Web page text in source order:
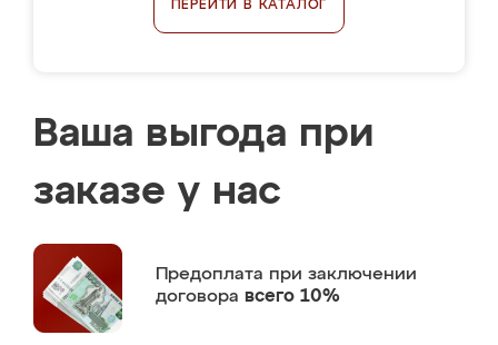
ПЕРЕЙТИ В КАТАЛОГ
Ваша выгода при
заказе у нас
Предоплата при заключении
договора всего 10%